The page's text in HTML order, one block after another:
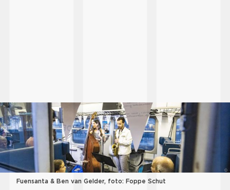
Fuensanta & Ben van Gelder, foto: Foppe Schut